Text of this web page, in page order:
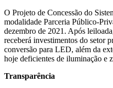
O Projeto de Concessão do
modalidade Parceria Público-
dezembro de 2021. Após
receberá investimentos do setor
conversão para LED, além da
hoje deficientes de iluminação e
Transparência